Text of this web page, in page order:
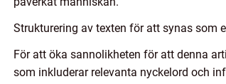
Strukturering av texten för att synas som
För att öka sannolikheten för att denna
som inkluderar relevanta nyckelord och